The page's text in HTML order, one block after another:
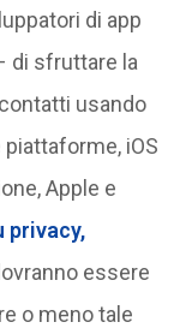
di app
di sfruttare la
usando
iOS
Apple e
privacy,
essere
o meno tale